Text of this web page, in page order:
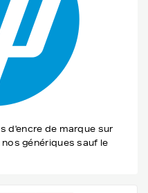
d'encre de marque sur
génériques sauf le